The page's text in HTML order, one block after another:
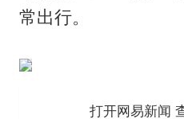
常出行。
打开网易新闻